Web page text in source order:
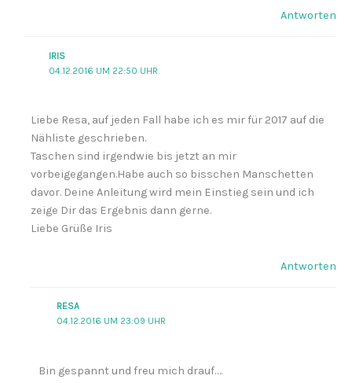
Antworten
IRIS
04.12.2016 UM 22:50 UHR
Liebe Resa, auf jeden Fall habe ich es mir für 2017 auf die
Nähliste geschrieben.
Taschen sind irgendwie bis jetzt an mir
vorbeigegangen.Habe auch so bisschen Manschetten
davor. Deine Anleitung wird mein Einstieg sein und ich
zeige Dir das Ergebnis dann gerne.
Liebe Grüße Iris
Antworten
RESA
04.12.2016 UM 23:09 UHR
Bin gespannt und freu mich drauf….